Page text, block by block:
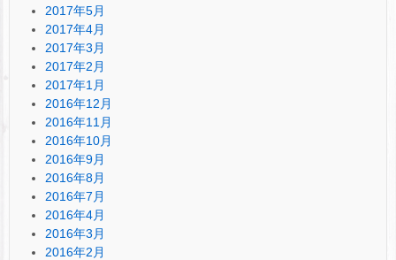
2017年5月
2017年4月
2017年3月
2017年2月
2017年1月
2016年12月
2016年11月
2016年10月
2016年9月
2016年8月
2016年7月
2016年4月
2016年3月
2016年2月